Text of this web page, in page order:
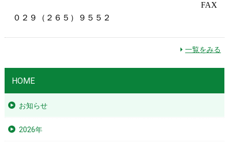
FAX
０２９（２６５）９５５２
一覧をみる
HOME
お知らせ
2026年